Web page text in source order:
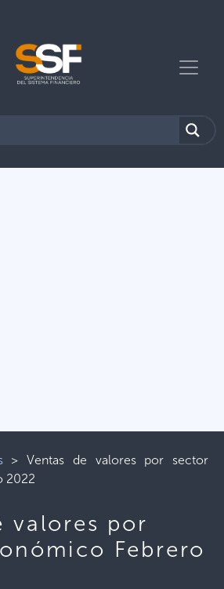
> Ventas de valores por sector
2022
valores por
Febrero